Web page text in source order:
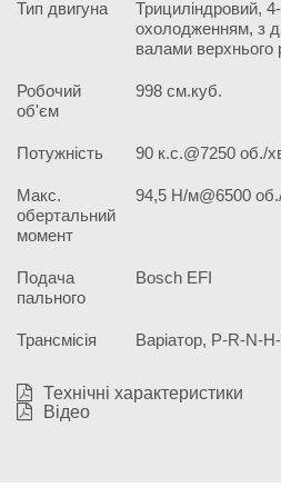
Тип двигуна
Трициліндровий,
охолодженням, з
валами верхнього
Робочий
об'єм
998 см.куб.
Потужність 90 к.с.@7250 об./
Макс.
обертальний
момент
94,5 Н/м@6500
Подача
пального
Bosch EFI
Трансмісія Варіатор, P-R-N-H-
Технічні характеристики
Відео